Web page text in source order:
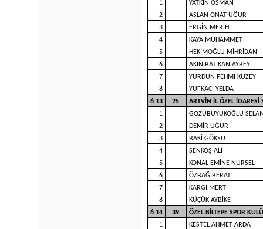
1
YATKIN OSMAN
2
ASLAN ONAT UĞUR
3
ERGİN MERİH
4
KAYA MUHAMMET
5
HEKİMOĞLU MİHRİBAN
6
AKIN BATIKAN AYBEY
7
YURDUN FEHMİ KUZEY
8
YUFKACI YELDA
6.13
25
ARTVİN İL ÖZEL İDARESİ
1
GÖZÜBÜYÜKOĞLU
2
DEMİR UĞUR
3
BAKİ GÖKSU
4
SENKOŞ ALİ
5
KONAL EMİNE NURSEL
6
ÖZBAĞ BERAT
7
KARGI MERT
8
KÜÇÜK AYBİKE
6.14
39
ÖZEL BİLTEPE SPOR
1
KESTEL AHMET ARDA